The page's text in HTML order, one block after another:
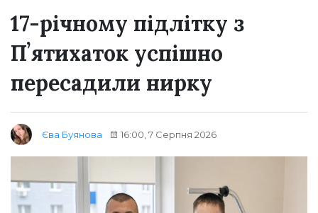
17-річному підлітку з
Пʼятихаток успішно
пересадили нирку
Єва Буянова 16:00, 7 Серпня 2026